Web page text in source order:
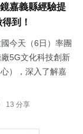
嘉義縣經驗提
到！
今天（6日）率團
5G文化科技創新
），深入了解嘉
13 分享